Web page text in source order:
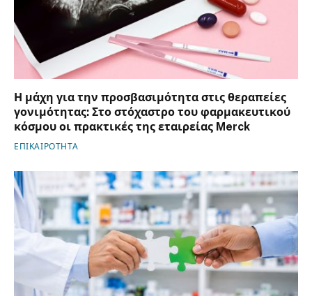
Η μάχη για την προσβασιμότητα στις θεραπείες
γονιμότητας: Στο στόχαστρο του φαρμακευτικού
κόσμου οι πρακτικές της εταιρείας Merck
ΕΠΙΚΑΙΡΟΤΗΤΑ